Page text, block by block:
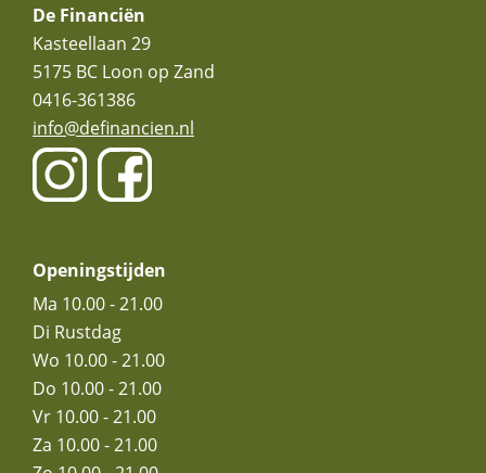
Footer
De Financiën
Kasteellaan 29
5175 BC Loon op Zand
0416-361386
info@definancien.nl
youtube
opent
in
facebook
opent
in
Openingstijden
Ma 10.00 - 21.00
Di Rustdag
Wo 10.00 - 21.00
Do 10.00 - 21.00
Vr 10.00 - 21.00
Za 10.00 - 21.00